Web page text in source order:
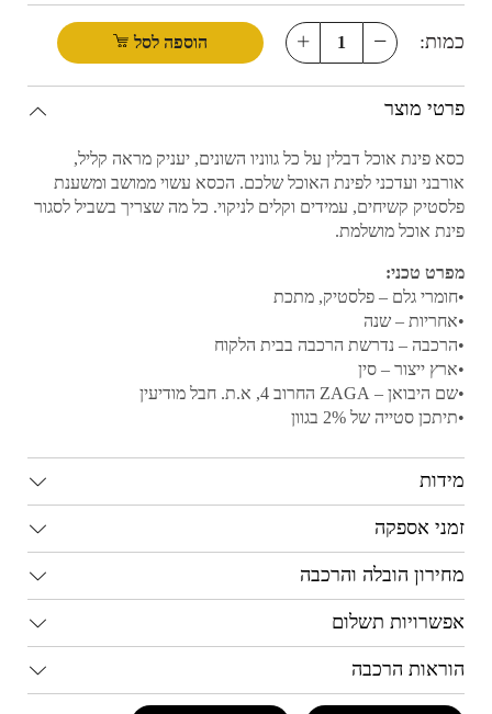
כמות: הוספה לסל
פרטי מוצר
כסא פינת אוכל דבלין על כל גווניו השונים, יעניק מראה קליל,
אורבני ועדכני לפינת האוכל שלכם. הכסא עשוי ממושב ומשענת
פלסטיק קשיחים, עמידים וקלים לניקוי. כל מה שצריך בשביל לסגור
פינת אוכל מושלמת.
מפרט טכני:
•חומרי גלם – פלסטיק, מתכת
•אחריות – שנה
•הרכבה – נדרשת הרכבה בבית הלקוח
•ארץ ייצור – סין
•שם היבואן – ZAGA החרוב 4, א.ת. חבל מודיעין
•תיתכן סטייה של 2% בגוון
מידות
זמני אספקה
מחירון הובלה והרכבה
אפשרויות תשלום
הוראות הרכבה